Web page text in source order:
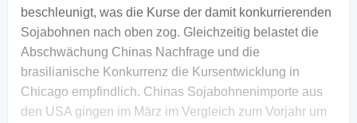
beschleunigt, was die Kurse der damit konkurrierenden
Sojabohnen nach oben zog. Gleichzeitig belastet die
Abschwächung Chinas Nachfrage und die
brasilianische Konkurrenz die Kursentwicklung in
Chicago empfindlich. Chinas Sojabohnenimporte aus
den USA gingen im März im Vergleich zum Vorjahr um